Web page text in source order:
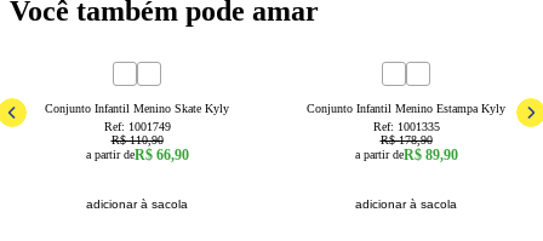
Você também pode amar
Conjunto Infantil Menino Skate Kyly
Ref: 1001749
R$ 110,90
a partir deR$ 66,90
adicionar à sacola
Conjunto Infantil Menino Estampa Kyly
Ref: 1001335
R$ 178,90
a partir deR$ 89,90
adicionar à sacola